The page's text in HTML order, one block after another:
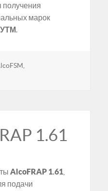
получения
марок
УТМ.
1.61
AlcoFRAP 1.61
подачи